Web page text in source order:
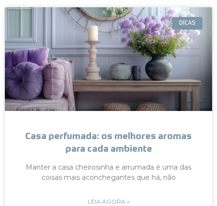
DICAS
Casa perfumada: os melhores aromas
para cada ambiente
Manter a casa cheirosinha e arrumada é uma das
coisas mais aconchegantes que há, não
LEIA AGORA »